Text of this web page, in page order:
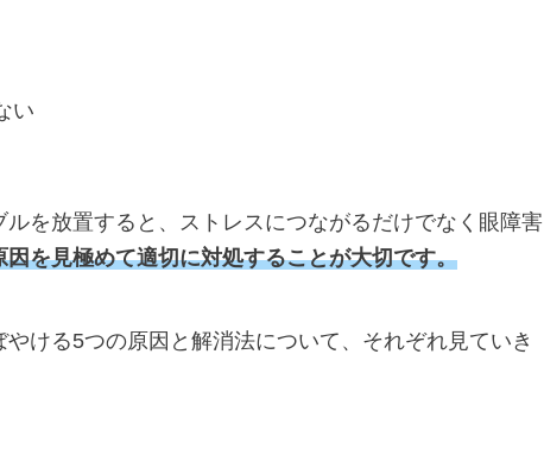
い
を放置すると、ストレスにつながるだけでなく眼障害
因を見極めて適切に対処することが大切です。
ける5つの原因と解消法について、それぞれ見ていき